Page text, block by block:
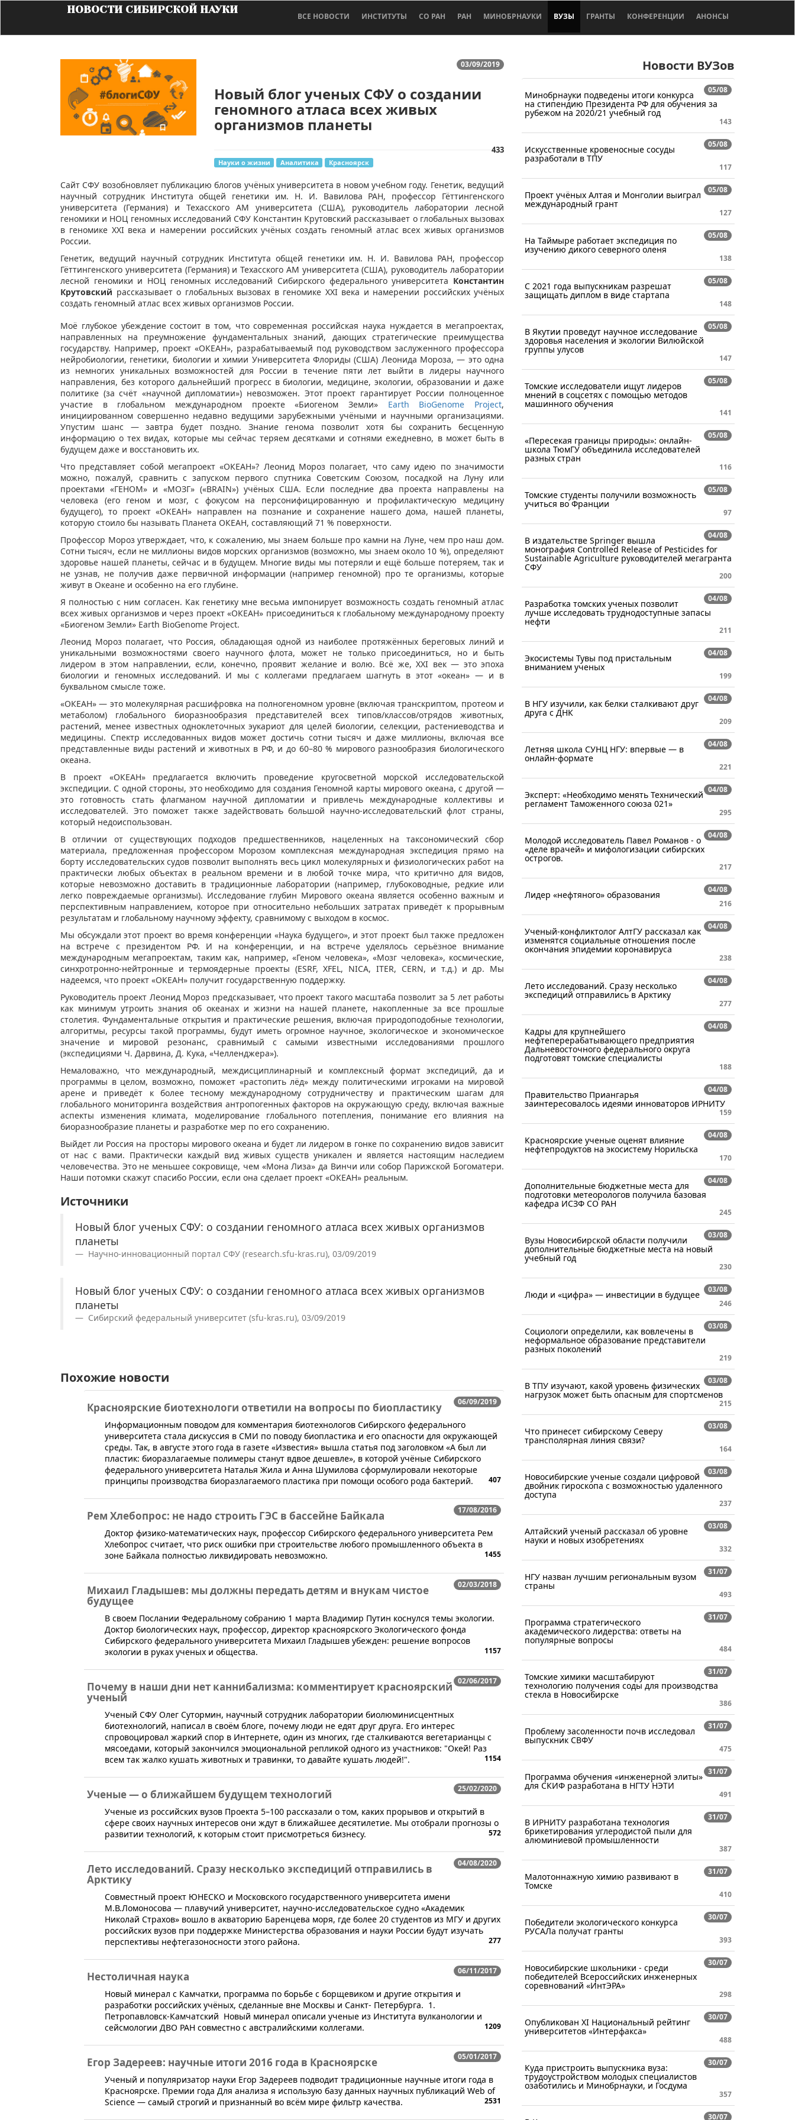
НОВОСТИ СИБИРСКОЙ НАУКИ
ВСЕ НОВОСТИ ИНСТИТУТЫ СО РАН РАН МИНОБРНАУКИ ВУЗЫ ГРАНТЫ КОНФЕРЕНЦИИ АНОНСЫ
03/09/2019
Новый блог ученых СФУ о создании
геномного атласа всех живых
организмов планеты
433
Науки о жизни Аналитика Красноярск
​Сайт СФУ возобновляет публикацию блогов учёных университета в новом учебном году. Генетик, ведущий
научный сотрудник Института общей генетики им. Н. И. Вавилова РАН, профессор Гёттингенского
университета (Германия) и Техасского АМ университета (США), руководитель лаборатории лесной
геномики и НОЦ геномных исследований СФУ Константин Крутовский рассказывает о глобальных вызовах
в геномике XXI века и намерении российских учёных создать геномный атлас всех живых организмов
России.
Генетик, ведущий научный сотрудник Института общей генетики им. Н. И. Вавилова РАН, профессор
Гёттингенского университета (Германия) и Техасского АМ университета (США), руководитель лаборатории
лесной геномики и НОЦ геномных исследований Сибирского федерального университета Константин
Крутовский рассказывает о глобальных вызовах в геномике XXI века и намерении российских учёных
создать геномный атлас всех живых организмов России.
Моё глубокое убеждение состоит в том, что современная российская наука нуждается в мегапроектах,
направленных на преумножение фундаментальных знаний, дающих стратегические преимущества
государству. Например, проект «ОКЕАН», разрабатываемый под руководством заслуженного профессора
нейробиологии, генетики, биологии и химии Университета Флориды (США) Леонида Мороза, — это одна
из немногих уникальных возможностей для России в течение пяти лет выйти в лидеры научного
направления, без которого дальнейший прогресс в биологии, медицине, экологии, образовании и даже
политике (за счёт «научной дипломатии») невозможен. Этот проект гарантирует России полноценное
участие в глобальном международном проекте «Биогеном Земли» Earth BioGenome Project,
инициированном совершенно недавно ведущими зарубежными учёными и научными организациями.
Упустим шанс — завтра будет поздно. Знание генома позволит хотя бы сохранить бесценную
информацию о тех видах, которые мы сейчас теряем десятками и сотнями ежедневно, в может быть в
будущем даже и восстановить их.
Что представляет собой мегапроект «ОКЕАН»? Леонид Мороз полагает, что саму идею по значимости
можно, пожалуй, сравнить с запуском первого спутника Советским Союзом, посадкой на Луну или
проектами «ГЕНОМ» и «МОЗГ» («BRAIN») учёных США. Если последние два проекта направлены на
человека (его геном и мозг, с фокусом на персонифицированную и профилактическую медицину
будущего), то проект «ОКЕАН» направлен на познание и сохранение нашего дома, нашей планеты,
которую стоило бы называть Планета ОКЕАН, составляющий 71 % поверхности.
Профессор Мороз утверждает, что, к сожалению, мы знаем больше про камни на Луне, чем про наш дом.
Сотни тысяч, если не миллионы видов морских организмов (возможно, мы знаем около 10 %), определяют
здоровье нашей планеты, сейчас и в будущем. Многие виды мы потеряли и ещё больше потеряем, так и
не узнав, не получив даже первичной информации (например геномной) про те организмы, которые
живут в Океане и особенно на его глубине.
Я полностью с ним согласен. Как генетику мне весьма импонирует возможность создать геномный атлас
всех живых организмов и через проект «ОКЕАН» присоединиться к глобальному международному проекту
«Биогеном Земли» Earth BioGenome Project.
Леонид Мороз полагает, что Россия, обладающая одной из наиболее протяжённых береговых линий и
уникальными возможностями своего научного флота, может не только присоединиться, но и быть
лидером в этом направлении, если, конечно, проявит желание и волю. Всё же, XXI век — это эпоха
биологии и геномных исследований. И мы с коллегами предлагаем шагнуть в этот «океан» — и в
буквальном смысле тоже.
«ОКЕАН» — это молекулярная расшифровка на полногеномном уровне (включая транскриптом, протеом и
метаболом) глобального биоразнообразия представителей всех типов/классов/отрядов животных,
растений, менее известных одноклеточных эукариот для целей биологии, селекции, растениеводства и
медицины. Спектр исследованных видов может достичь сотни тысяч и даже миллионы, включая все
представленные виды растений и животных в РФ, и до 60–80 % мирового разнообразия биологического
океана.
В проект «ОКЕАН» предлагается включить проведение кругосветной морской исследовательской
экспедиции. С одной стороны, это необходимо для создания Геномной карты мирового океана, с другой —
это готовность стать флагманом научной дипломатии и привлечь международные коллективы и
исследователей. Это поможет также задействовать большой научно-исследовательский флот страны,
который недоиспользован.
В отличии от существующих подходов предшественников, нацеленных на таксономический сбор
материала, предложенная профессором Морозом комплексная международная экспедиция прямо на
борту исследовательских судов позволит выполнять весь цикл молекулярных и физиологических работ на
практически любых объектах в реальном времени и в любой точке мира, что критично для видов,
которые невозможно доставить в традиционные лаборатории (например, глубоководные, редкие или
легко повреждаемые организмы). Исследование глубин Мирового океана является особенно важным и
перспективным направлением, которое при относительно небольших затратах приведёт к прорывным
результатам и глобальному научному эффекту, сравнимому с выходом в космос.
Мы обсуждали этот проект во время конференции «Наука будущего», и этот проект был также предложен
на встрече с президентом РФ. И на конференции, и на встрече уделялось серьёзное внимание
международным мегапроектам, таким как, например, «Геном человека», «Мозг человека», космические,
синхротронно-нейтронные и термоядерные проекты (ESRF, XFEL, NICA, ITER, CERN, и т.д.) и др. Мы
надеемся, что проект «ОКЕАН» получит государственную поддержку.
Руководитель проект Леонид Мороз предсказывает, что проект такого масштаба позволит за 5 лет работы
как минимум утроить знания об океанах и жизни на нашей планете, накопленные за все прошлые
столетия. Фундаментальные открытия и практические решения, включая природоподобные технологии,
алгоритмы, ресурсы такой программы, будут иметь огромное научное, экологическое и экономическое
значение и мировой резонанс, сравнимый с самыми известными исследованиями прошлого
(экспедициями Ч. Дарвина, Д. Кука, «Челленджера»).
Немаловажно, что международный, междисциплинарный и комплексный формат экспедиций, да и
программы в целом, возможно, поможет «растопить лёд» между политическими игроками на мировой
арене и приведёт к более тесному международному сотрудничеству и практическим шагам для
глобального мониторинга воздействия антропогенных факторов на окружающую среду, включая важные
аспекты изменения климата, моделирование глобального потепления, понимание его влияния на
биоразнообразие планеты и разработке мер по его сохранению.
Выйдет ли Россия на просторы мирового океана и будет ли лидером в гонке по сохранению видов зависит
от нас с вами. Практически каждый вид живых существ уникален и является настоящим наследием
человечества. Это не меньшее сокровище, чем «Мона Лиза» да Винчи или собор Парижской Богоматери.
Наши потомки скажут спасибо России, если она сделает проект «ОКЕАН» реальным.
Источники
Новый блог ученых СФУ: о создании геномного атласа всех живых организмов
планеты
Научно-инновационный портал СФУ (research.sfu-kras.ru), 03/09/2019
Новый блог ученых СФУ: о создании геномного атласа всех живых организмов
планеты
Сибирский федеральный университет (sfu-kras.ru), 03/09/2019
Похожие новости
06/09/2019
Красноярские биотехнологи ответили на вопросы по биопластику
​Информационным поводом для комментария биотехнологов Сибирского федерального
университета стала дискуссия в СМИ по поводу биопластика и его опасности для окружающей
среды. Так, в августе этого года в газете «Известия» вышла статья под заголовком «А был ли
пластик: биоразлагаемые полимеры станут вдвое дешевле», в которой учёные Сибирского
федерального университета Наталья Жила и Анна Шумилова сформулировали некоторые
принципы производства биоразлагаемого пластика при помощи особого рода бактерий.
407
17/08/2016
Рем Хлебопрос: не надо строить ГЭС в бассейне Байкала
​Доктор физико-математических наук, профессор Сибирского федерального университета Рем
Хлебопрос считает, что риск ошибки при строительстве любого промышленного объекта в
зоне Байкала полностью ликвидировать невозможно.
1455
02/03/2018
Михаил Гладышев: мы должны передать детям и внукам чистое
будущее
​В своем Послании Федеральному собранию 1 марта Владимир Путин коснулся темы экологии.
Доктор биологических наук, профессор, директор красноярского Экологического фонда
Сибирского федерального университета Михаил Гладышев убежден: решение вопросов
экологии в руках ученых и общества.
1157
02/06/2017
Почему в наши дни нет каннибализма: комментирует красноярский
ученый
​Ученый СФУ Олег Сутормин, научный сотрудник лаборатории биолюминисцентных
биотехнологий, написал в своём блоге, почему люди не едят друг друга. Его интерес
спровоцировал жаркий спор в Интернете, один из многих, где сталкиваются вегетарианцы с
мясоедами, который закончился эмоциональной репликой одного из участников: "Окей! Раз
всем так жалко кушать животных и травинки, то давайте кушать людей!".
1154
25/02/2020
Ученые — о ближайшем будущем технологий
​Ученые из российских вузов Проекта 5–100 рассказали о том, каких прорывов и открытий в
сфере своих научных интересов они ждут в ближайшее десятилетие. Мы отобрали прогнозы о
развитии технологий, к которым стоит присмотреться бизнесу.
572
04/08/2020
Лето исследований. Сразу несколько экспедиций отправились в
Арктику
Совместный проект ЮНЕСКО и Московского государственного университета имени
М.В.Ломоносова — плавучий университет, научно-исследовательское судно «Академик
Николай Страхов» вошло в акваторию Баренцева моря, где более 20 студентов из МГУ и других
российских вузов при поддержке Министерства образования и науки России будут изучать
перспективы нефтегазоносности этого района.
277
06/11/2017
Нестоличная наука
​​Новый минерал с Камчатки, программа по борьбе с борщевиком и другие открытия и
разработки российских учёных, сделанные вне Москвы и Санкт- Петербурга. 1.
Петропавловск-Камчатский Новый минерал описали ученые из Института вулканологии и
сейсмологии ДВО РАН совместно с австралийскими коллегами.
1209
05/01/2017
Егор Задереев: научные итоги 2016 года в Красноярске
​Ученый и популяризатор науки Егор Задереев подводит традиционные научные итоги года в
Красноярске. Премии года Для анализа я использую базу данных научных публикаций Web of
Science — самый строгий и признанный во всём мире фильтр качества.
2531
Новости ВУЗов
05/08
Минобрнауки подведены итоги конкурса
на стипендию Президента РФ для обучения за
рубежом на 2020/21 учебный год
143
05/08
Искусственные кровеносные сосуды
разработали в ТПУ
117
05/08
Проект учёных Алтая и Монголии выиграл
международный грант
127
05/08
На Таймыре работает экспедиция по
изучению дикого северного оленя
138
05/08
С 2021 года выпускникам разрешат
защищать диплом в виде стартапа
148
05/08
В Якутии проведут научное исследование
здоровья населения и экологии Вилюйской
группы улусов
147
05/08
Томские исследователи ищут лидеров
мнений в соцсетях с помощью методов
машинного обучения
141
05/08
«Пересекая границы природы»: онлайн-
школа ТюмГУ объединила исследователей
разных стран
116
05/08
Томские студенты получили возможность
учиться во Франции
97
04/08
В издательстве Springer вышла
монография Controlled Release of Pesticides for
Sustainable Agriculture руководителей мегагранта
СФУ
200
04/08
Разработка томских ученых позволит
лучше исследовать труднодоступные запасы
нефти
211
04/08
Экосистемы Тувы под пристальным
вниманием ученых
199
04/08
В НГУ изучили, как белки сталкивают друг
друга с ДНК
209
04/08
Летняя школа СУНЦ НГУ: впервые — в
онлайн-формате
221
04/08
Эксперт: «Необходимо менять Технический
регламент Таможенного союза 021»
295
04/08
Молодой исследователь Павел Романов - о
«деле врачей» и мифологизации сибирских
острогов.
217
04/08
Лидер «нефтяного» образования
216
04/08
Ученый-конфликтолог АлтГУ рассказал как
изменятся социальные отношения после
окончания эпидемии коронавируса
238
04/08
Лето исследований. Сразу несколько
экспедиций отправились в Арктику
277
04/08
Кадры для крупнейшего
нефтеперерабатывающего предприятия
Дальневосточного федерального округа
подготовят томские специалисты
188
04/08
Правительство Приангарья
заинтересовалось идеями инноваторов ИРНИТУ
159
04/08
Красноярские ученые оценят влияние
нефтепродуктов на экосистему Норильска
170
04/08
Дополнительные бюджетные места для
подготовки метеорологов получила базовая
кафедра ИСЗФ СО РАН
245
03/08
Вузы Новосибирской области получили
дополнительные бюджетные места на новый
учебный год
230
03/08
Люди и «цифра» — инвестиции в будущее
246
03/08
Cоциологи определили, как вовлечены в
неформальное образование представители
разных поколений
219
03/08
В ТПУ изучают, какой уровень физических
нагрузок может быть опасным для спортсменов
215
03/08
Что принесет сибирскому Северу
трансполярная линия связи?
164
03/08
Новосибирские ученые создали цифровой
двойник гироскопа с возможностью удаленного
доступа
237
03/08
Алтайский ученый рассказал об уровне
науки и новых изобретениях
332
31/07
НГУ назван лучшим региональным вузом
страны
493
31/07
Программа стратегического
академического лидерства: ответы на
популярные вопросы
484
31/07
Томские химики масштабируют
технологию получения соды для производства
стекла в Новосибирске
386
31/07
Проблему засоленности почв исследовал
выпускник СВФУ
475
31/07
Программа обучения «инженерной элиты»
для СКИФ разработана в НГТУ НЭТИ
491
31/07
В ИРНИТУ разработана технология
брикетирования углеродистой пыли для
алюминиевой промышленности
387
31/07
Малотоннажную химию развивают в
Томске
410
30/07
Победители экологического конкурса
РУСАЛа получат гранты
393
30/07
Новосибирские школьники - среди
победителей Всероссийских инженерных
соревнований «ИнтЭРА»
298
30/07
Опубликован XI Национальный рейтинг
университетов «Интерфакса»
488
30/07
Куда пристроить выпускника вуза:
трудоустройством молодых специалистов
озаботились и Минобрнауки, и Госдума
357
30/07